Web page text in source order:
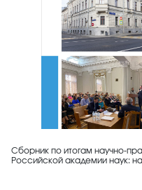
Сборник по итогам научно-
Российской академии наук: